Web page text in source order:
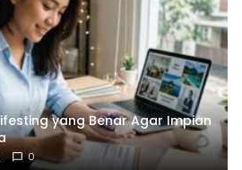
yang Benar Agar Impian
0